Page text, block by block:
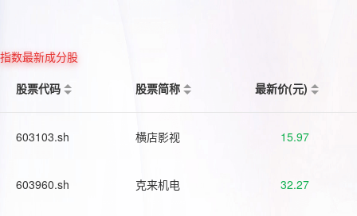
指数最新成分股
股票代码
股票简称 最新价(元)
603103.sh 横店影视 15.97
603960.sh 克来机电 32.27